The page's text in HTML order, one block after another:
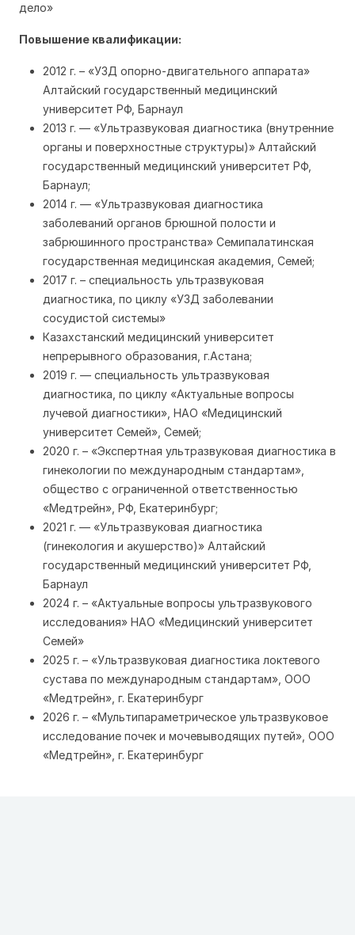
дело»
Повышение квалификации:
2012 г. – «УЗД опорно-двигательного аппарата»
Алтайский государственный медицинский
университет РФ, Барнаул
2013 г. — «Ультразвуковая диагностика (внутренние
органы и поверхностные структуры)» Алтайский
государственный медицинский университет РФ,
Барнаул;
2014 г. — «Ультразвуковая диагностика
заболеваний органов брюшной полости и
забрюшинного пространства» Семипалатинская
государственная медицинская академия, Семей;
2017 г. – специальность ультразвуковая
диагностика, по циклу «УЗД заболевании
сосудистой системы»
Казахстанский медицинский университет
непрерывного образования, г.Астана;
2019 г. — специальность ультразвуковая
диагностика, по циклу «Актуальные вопросы
лучевой диагностики», НАО «Медицинский
университет Семей», Семей;
2020 г. – «Экспертная ультразвуковая диагностика в
гинекологии по международным стандартам»,
общество с ограниченной ответственностью
«Медтрейн», РФ, Екатеринбург;
2021 г. — «Ультразвуковая диагностика
(гинекология и акушерство)» Алтайский
государственный медицинский университет РФ,
Барнаул
2024 г. – «Актуальные вопросы ультразвукового
исследования» НАО «Медицинский университет
Семей»
2025 г. – «Ультразвуковая диагностика локтевого
сустава по международным стандартам», ООО
«Медтрейн», г. Екатеринбург
2026 г. – «Мультипараметрическое ультразвуковое
исследование почек и мочевыводящих путей», ООО
«Медтрейн», г. Екатеринбург